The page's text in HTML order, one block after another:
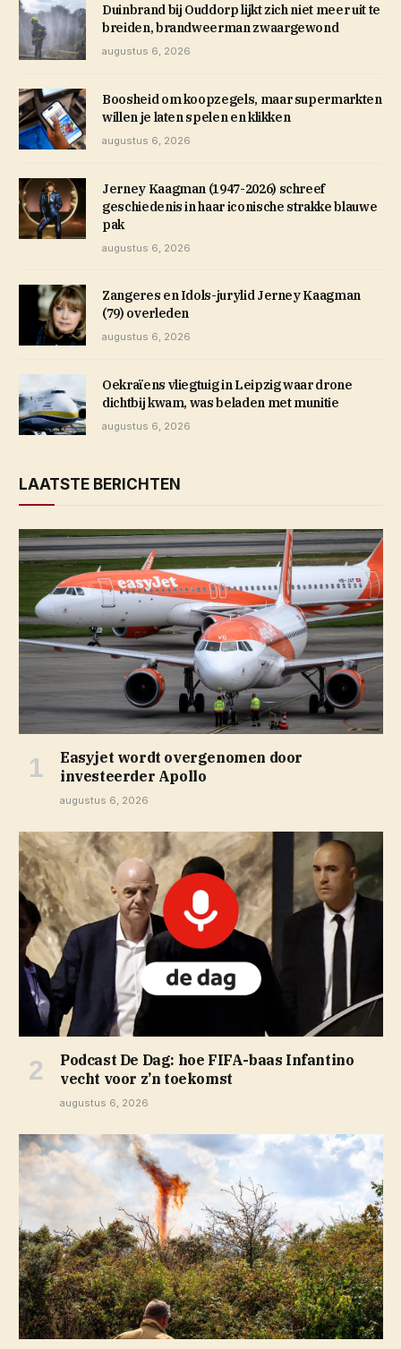
Duinbrand bij Ouddorp lijkt zich niet meer uit te
breiden, brandweerman zwaargewond
augustus 6, 2026
Boosheid om koopzegels, maar supermarkten
willen je laten spelen en klikken
augustus 6, 2026
Jerney Kaagman (1947-2026) schreef
geschiedenis in haar iconische strakke blauwe
pak
augustus 6, 2026
Zangeres en Idols-jurylid Jerney Kaagman
(79) overleden
augustus 6, 2026
Oekraïens vliegtuig in Leipzig waar drone
dichtbij kwam, was beladen met munitie
augustus 6, 2026
LAATSTE BERICHTEN
Easyjet wordt overgenomen door
investeerder Apollo
augustus 6, 2026
Podcast De Dag: hoe FIFA-baas Infantino
vecht voor z’n toekomst
augustus 6, 2026